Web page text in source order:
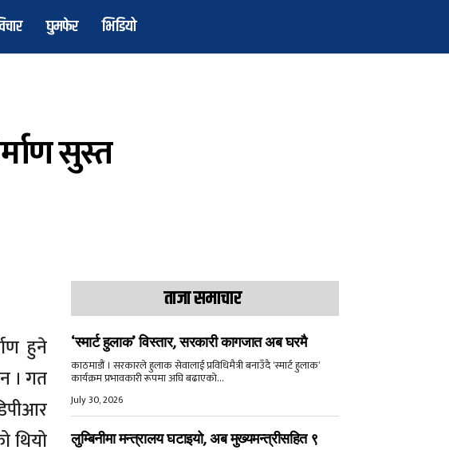
घुमफेर भिडियो
सुस्त
हुने
। गत
थियो
ताजा समाचार
‘स्मार्ट हुलाक’ विस्तार, सरकारी कागजात अब घरमै
काठमाडौं । सरकारले हुलाक सेवालाई प्रविधिमैत्री बनाउँदै ‘स्मार्ट हुलाक’
कार्यक्रम प्रभावकारी रूपमा अघि बढाएको...
July 30, 2026
लुम्बिनीमा मन्त्रालय घटाइयो, अब मुख्यमन्त्रीसहित ९